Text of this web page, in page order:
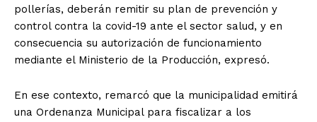
pollerías, deberán remitir su plan de prevención y
control contra la covid-19 ante el sector salud, y en
consecuencia su autorización de funcionamiento
mediante el Ministerio de la Producción, expresó.
En ese contexto, remarcó que la municipalidad emitirá
una Ordenanza Municipal para fiscalizar a los